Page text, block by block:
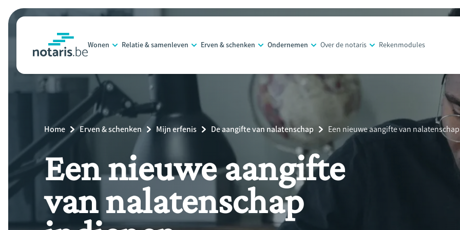
Overslaan
en
inhoud
gaan
Wonen Relatie & samenleven Erven & schenken Ondernemen Over de notaris Rekenmodules
Breadcrumb
Home Erven & schenken Mijn erfenis De aangifte van nalatenschap
Current
Page:
Een nieuwe aangifte van
Een nieuwe aangifte
van nalatenschap